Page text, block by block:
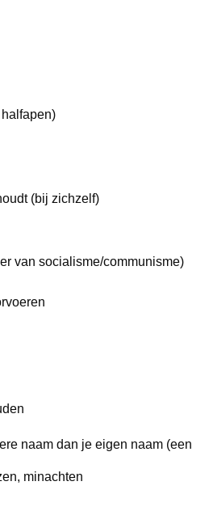
(bij zichzelf)
van socialisme/communisme)
naam dan je eigen naam (een
minachten